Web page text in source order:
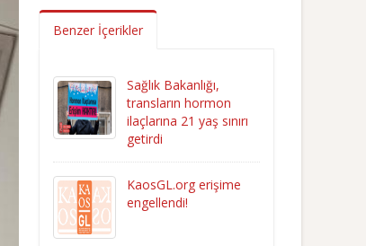
Benzer İçerikler
Sağlık Bakanlığı,
transların hormon
ilaçlarına 21 yaş sınırı
getirdi
KaosGL.org erişime
engellendi!